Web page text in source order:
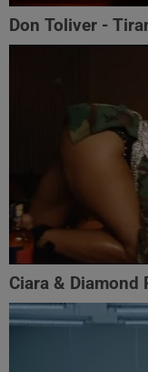
Don Toliver -
Ciara & Diamond